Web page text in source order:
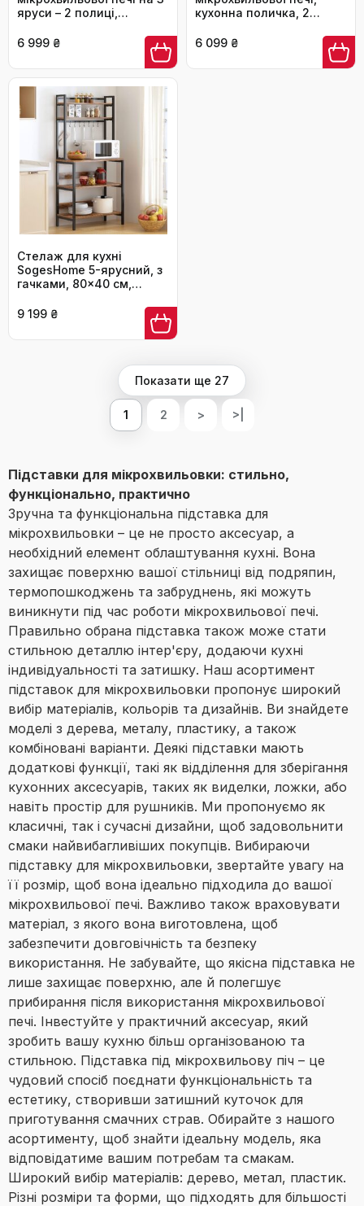
яруси – 2 полиці,
кухонного столу – стійка
для аірфрая, тостера та
кавоварки
6 999 ₴
кухонна поличка, 2
обробної дошки,
органайзер з 8 гачками,
коричнева, ABRBN5301
6 099 ₴
Стелаж для кухні
SogesHome 5-ярусний, з
гачками, 80x40 см,
9 199 ₴
Показати ще 27
1 2 > >|
Підставки для мікрохвильовки: стильно,
функціонально, практично
Зручна та функціональна підставка для
мікрохвильовки – це не просто аксесуар, а
необхідний елемент облаштування кухні. Вона
захищає поверхню вашої стільниці від подряпин,
термопошкоджень та забруднень, які можуть
виникнути під час роботи мікрохвильової печі.
Правильно обрана підставка також може стати
стильною деталлю інтер'єру, додаючи кухні
індивідуальності та затишку. Наш асортимент
підставок для мікрохвильовки пропонує широкий
вибір матеріалів, кольорів та дизайнів. Ви знайдете
моделі з дерева, металу, пластику, а також
комбіновані варіанти. Деякі підставки мають
додаткові функції, такі як відділення для зберігання
кухонних аксесуарів, таких як виделки, ложки, або
навіть простір для рушників. Ми пропонуємо як
класичні, так і сучасні дизайни, щоб задовольнити
смаки найвибагливіших покупців. Вибираючи
підставку для мікрохвильовки, звертайте увагу на
її розмір, щоб вона ідеально підходила до вашої
мікрохвильової печі. Важливо також враховувати
матеріал, з якого вона виготовлена, щоб
забезпечити довговічність та безпеку
використання. Не забувайте, що якісна підставка не
лише захищає поверхню, але й полегшує
прибирання після використання мікрохвильової
печі. Інвестуйте у практичний аксесуар, який
зробить вашу кухню більш організованою та
стильною. Підставка під мікрохвильову піч – це
чудовий спосіб поєднати функціональність та
естетику, створивши затишний куточок для
приготування смачних страв. Обирайте з нашого
асортименту, щоб знайти ідеальну модель, яка
відповідатиме вашим потребам та смакам.
Широкий вибір матеріалів: дерево, метал, пластик.
Різні розміри та форми, що підходять для більшості